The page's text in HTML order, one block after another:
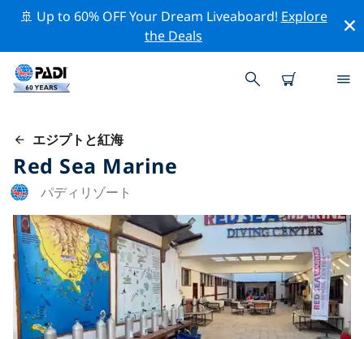
🚢 Up to 60% OFF Your Dream Liveaboard! Explore
the Deals
エジプトと紅海
Red Sea Marine
パディリゾート